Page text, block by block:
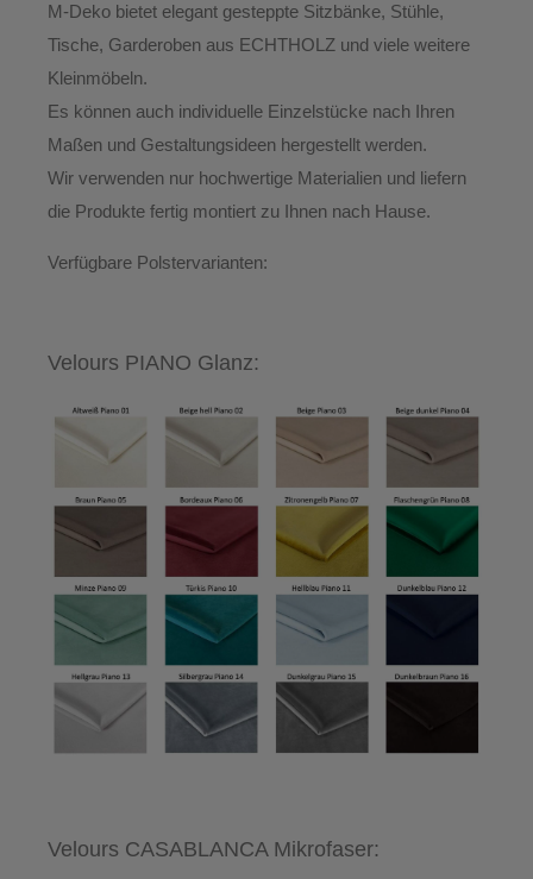
M-Deko bietet elegant gesteppte Sitzbänke, Stühle,
Tische, Garderoben aus ECHTHOLZ und viele weitere
Kleinmöbeln.
Es können auch individuelle Einzelstücke nach Ihren
Maßen und Gestaltungsideen hergestellt werden.
Wir verwenden nur hochwertige Materialien und liefern
die Produkte fertig montiert zu Ihnen nach Hause.
Verfügbare Polstervarianten:
Velours PIANO Glanz:
Velours CASABLANCA Mikrofaser: